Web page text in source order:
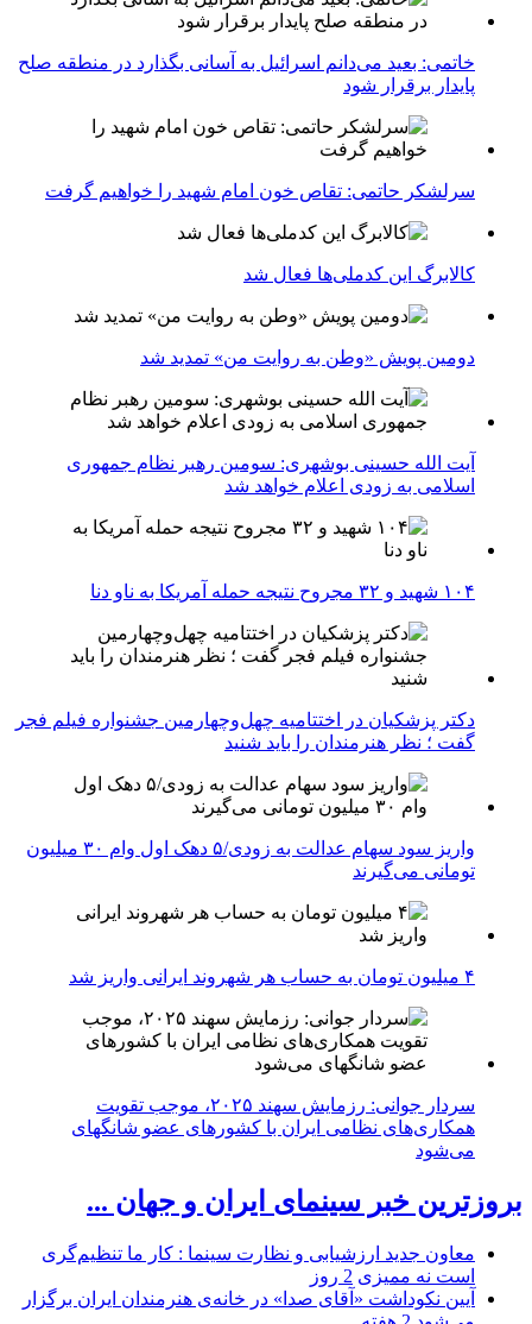
خاتمی: بعید می‌دانم اسرائیل به آسانی بگذارد در منطقه صلح
پایدار برقرار شود
سرلشکر حاتمی: تقاص خون امام شهید را خواهیم گرفت
کالابرگ این کدملی‌ها فعال شد
دومین پویش «وطن به روایت من» تمدید شد
آیت الله حسینی بوشهری: سومین رهبر نظام جمهوری
اسلامی به زودی اعلام خواهد شد
۱۰۴ شهید و ۳۲ مجروح نتیجه حمله آمریکا به ناو دنا
دکتر پزشکیان در اختتامیه چهل‌وچهارمین جشنواره فیلم فجر
گفت ؛ نظر هنرمندان را باید شنید
واریز سود سهام عدالت به زودی/۵ دهک اول وام ۳۰ میلیون
تومانی می‌گیرند
۴ میلیون تومان به حساب هر شهروند ایرانی واریز شد
سردار جوانی: رزمایش سهند ۲۰۲۵، موجب تقویت
همکاری‌های نظامی ایران با کشور‌های عضو شانگهای
می‌شود
بروزترین خبر سینمای ایران و جهان ...
معاون جدید ارزشیابی و نظارت سینما : کار ما تنظیم‌گری
است نه ممیزی 2 روز
آیین نکوداشت «آقای صدا» در خانه‌ی هنرمندان ایران برگزار